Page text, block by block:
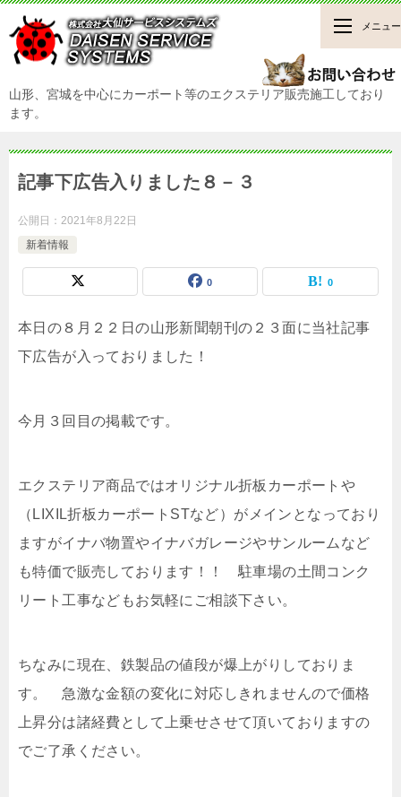
山形、宮城を中心にカーポート等のエクステリア販売施工しており
ます。
メニュー
記事下広告入りました８－３
公開日： 2021年8月22日
新着情報
0 0
本日の８月２２日の山形新聞朝刊の２３面に当社記事
下広告が入っておりました！
今月３回目の掲載です。
エクステリア商品ではオリジナル折板カーポートや
（LIXIL折板カーポートSTなど）がメインとなっており
ますがイナバ物置やイナバガレージやサンルームなど
も特価で販売しております！！ 駐車場の土間コンク
リート工事などもお気軽にご相談下さい。
ちなみに現在、鉄製品の値段が爆上がりしておりま
す。 急激な金額の変化に対応しきれませんので価格
上昇分は諸経費として上乗せさせて頂いておりますの
でご了承ください。